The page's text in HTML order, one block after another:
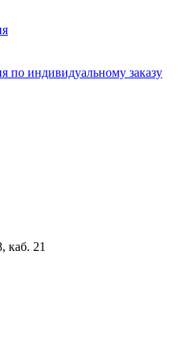
по индивидуальному заказу
каб. 21